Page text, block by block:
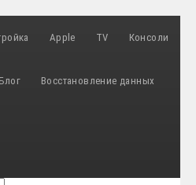
Apple TV Консоли
Блог Восстановление данных